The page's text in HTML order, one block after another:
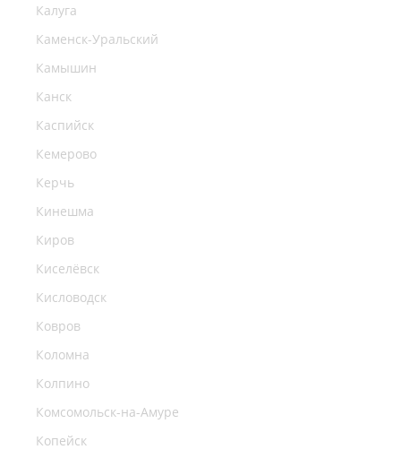
Калуга
Каменск-Уральский
Камышин
Канск
Каспийск
Кемерово
Керчь
Кинешма
Киров
Киселёвск
Кисловодск
Ковров
Коломна
Колпино
Комсомольск-на-Амуре
Копейск